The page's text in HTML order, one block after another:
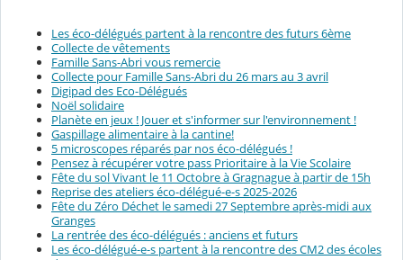
Les éco-délégués partent à la rencontre des futurs 6ème
Collecte de vêtements
Famille Sans-Abri vous remercie
Collecte pour Famille Sans-Abri du 26 mars au 3 avril
Digipad des Eco-Délégués
Noël solidaire
Planète en jeux ! Jouer et s'informer sur l'environnement !
Gaspillage alimentaire à la cantine!
5 microscopes réparés par nos éco-délégués !
Pensez à récupérer votre pass Prioritaire à la Vie Scolaire
Fête du sol Vivant le 11 Octobre à Gragnague à partir de 15h
Reprise des ateliers éco-délégué-e-s 2025-2026
Fête du Zéro Déchet le samedi 27 Septembre après-midi aux
Granges
La rentrée des éco-délégués : anciens et futurs
Les éco-délégué-e-s partent à la rencontre des CM2 des écoles